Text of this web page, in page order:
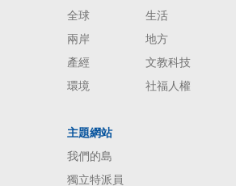
全球
生活
兩岸
地方
產經
文教科技
環境
社福人權
主題網站
我們的島
獨立特派員